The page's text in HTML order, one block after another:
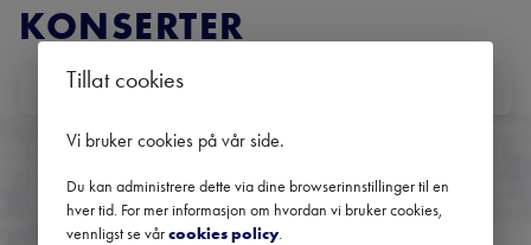
KONSERTER
DATO
Ingen kommende konserter
Bruk datofilteret for å se tidligere konserter.
Tillat cookies
Vi bruker cookies på vår side.
Du kan administrere dette via dine browserinnstillinger til en
hver tid. For mer informasjon om hvordan vi bruker cookies,
vennligst se vårcookies policy.